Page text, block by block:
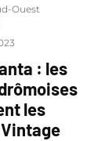
Ouest
: les
les